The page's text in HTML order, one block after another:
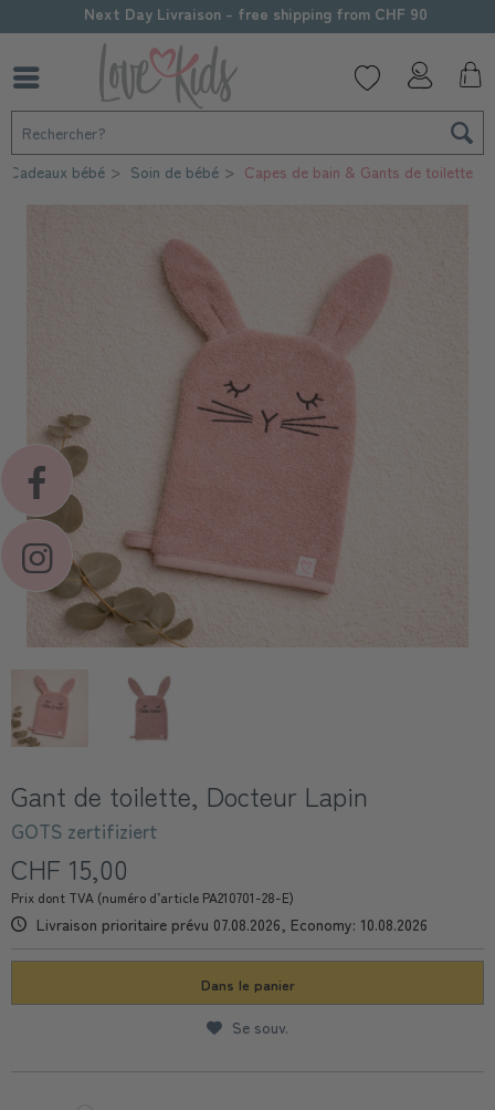
Next Day Livraison - free shipping from CHF 90
Cadeaux bébé Soin de bébé Capes de bain & Gants de toilette
Gant de toilette, Docteur Lapin
GOTS zertifiziert
CHF 15,00
Prix dont TVA (numéro d’article PA210701-28-E)
Livraison prioritaire prévu 07.08.2026, Economy: 10.08.2026
Dans le panier
Se souv.